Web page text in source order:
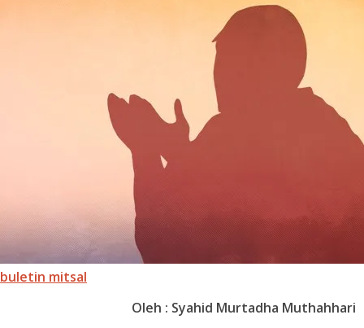
buletin mitsal
Oleh : Syahid Murtadha Muthahhari